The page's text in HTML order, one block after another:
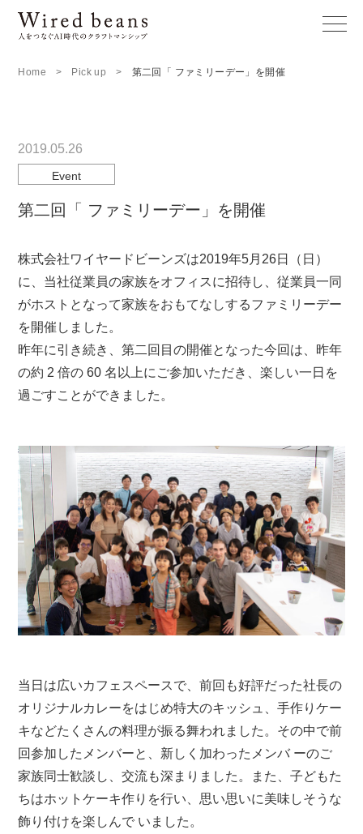
Home Pick up 第二回「 ファミリーデー」を開催
2019.05.26
Event
第二回「 ファミリーデー」を開催
株式会社ワイヤードビーンズは2019年5月26日（日）
に、当社従業員の家族をオフィスに招待し、従業員一同
がホストとなって家族をおもてなしするファミリーデー
を開催しました。
昨年に引き続き、第二回目の開催となった今回は、昨年
の約 2 倍の 60 名以上にご参加いただき、楽しい一日を
過ごすことができました。
当日は広いカフェスペースで、前回も好評だった社長の
オリジナルカレーをはじめ特大のキッシュ、手作りケー
キなどたくさんの料理が振る舞われました。その中で前
回参加したメンバーと、新しく加わったメンバ ーのご
家族同士歓談し、交流も深まりました。また、子どもた
ちはホットケーキ作りを行い、思い思いに美味しそうな
飾り付けを楽しんで いました。